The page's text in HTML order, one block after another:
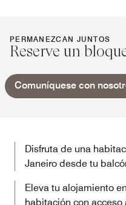
PERMANEZCAN JUNTOS
Reserve un
Comuníquese con
Disfruta de una
Janeiro desde tu
Eleva tu alojamiento
habitación con